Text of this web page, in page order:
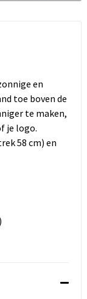
en
toe boven de
te maken,
je logo.
58 cm) en